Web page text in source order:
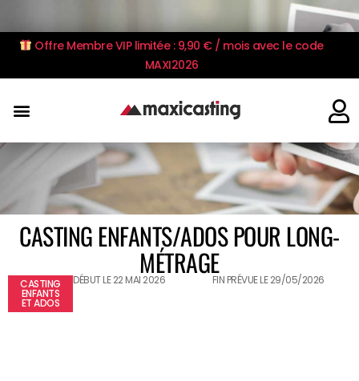
Offre Membre VIP limitée : 9,90 € / mois avec le code
MAXI2026
CASTING ENFANTS/ADOS POUR LONG-
MÉTRAGE
CASTING
ENFANTS
ET ADOS
DÉBUT LE 22 MAI 2026 FIN PRÉVUE LE 29/05/2026